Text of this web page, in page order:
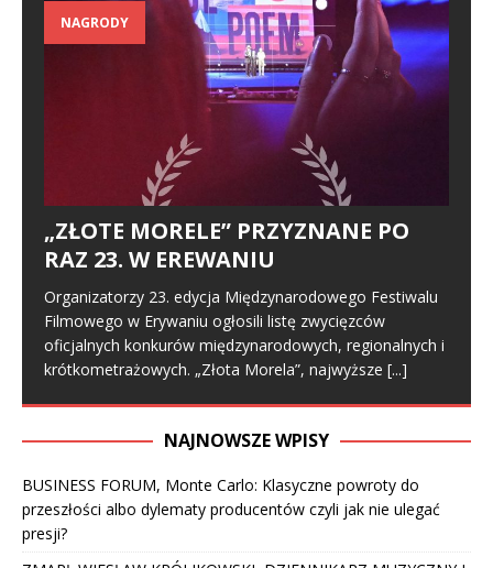
NAGRODY
„ZŁOTE MORELE” PRZYZNANE PO
RAZ 23. W EREWANIU
Organizatorzy 23. edycja Międzynarodowego Festiwalu
Filmowego w Erywaniu ogłosili listę zwycięzców
oficjalnych konkurów międzynarodowych, regionalnych i
krótkometrażowych. „Złota Morela”, najwyższe [...]
NAJNOWSZE WPISY
BUSINESS FORUM, Monte Carlo: Klasyczne powroty do
przeszłości albo dylematy producentów czyli jak nie ulegać
presji?